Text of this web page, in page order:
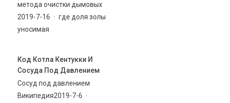
метода очистки дымовых
2019-7-16 · где доля золы
уносимая
Код Котла Кентукки И
Сосуда Под Давлением
Сосуд под давлением
Википедия2019-7-6 ·